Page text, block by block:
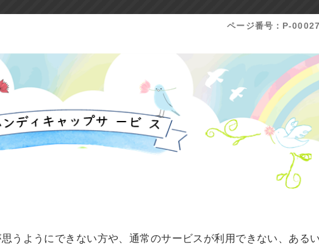
ページ番号：P-
うようにできない方や、通常のサービスが利用できない、ある